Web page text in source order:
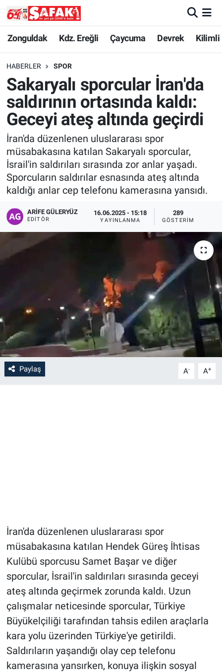
Zonguldak Kdz. Ereğli Çaycuma Devrek Kilimli
HABERLER SPOR
Sakaryalı sporcular İran'da
saldırının ortasında kaldı:
Geceyi ateş altında geçirdi
İran'da düzenlenen uluslararası spor
müsabakasına katılan Sakaryalı sporcular,
İsrail'in saldırıları sırasında zor anlar yaşadı.
Sporcuların saldırılar esnasında ateş altında
kaldığı anlar cep telefonu kamerasına yansıdı.
ARIFE GÜLERYÜZ
EDITÖR
16.06.2025 - 15:18
YAYINLANMA
289
GÖSTERIM
Paylaş A- A+
İran'da düzenlenen uluslararası spor
müsabakasına katılan Hendek Güreş İhtisas
Kulübü sporcusu Samet Başar ve diğer
sporcular, İsrail'in saldırıları sırasında geceyi
ateş altında geçirmek zorunda kaldı. Uzun
çalışmalar neticesinde sporcular, Türkiye
Büyükelçiliği tarafından tahsis edilen araçlarla
kara yolu üzerinden Türkiye'ye getirildi.
Saldırıların yaşandığı olay cep telefonu
kamerasına yansırken, konuya ilişkin sosyal
Zonguldak
Kdz. Ereğli
Çaycuma
Devrek
Kilimli
Asayiş
Spor
Resmi İlan
Zonguldak Nöbetçi Eczaneler
Zonguldak Hava Durumu
Zonguldak Namaz Vakitleri
Zonguldak Trafik Yoğunluk Haritası
Süper Lig Puan Durumu ve Fikstür
Tüm Manşetler
Son Dakika Haberleri
Haber Arşivi